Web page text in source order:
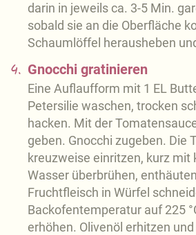
darin in jeweils ca. 3-5 Min.
sobald sie an die Oberfläche
Schaumlöffel herausheben
4. Gnocchi gratinieren
Eine Auflaufform mit 1 EL
Petersilie waschen, trocken
hacken. Mit der
geben. Gnocchi zugeben. Die
kreuzweise einritzen, kurz mit
Wasser überbrühen,
Fruchtfleisch in Würfel
Backofentemperatur auf 225
erhöhen. Olivenöl erhitzen